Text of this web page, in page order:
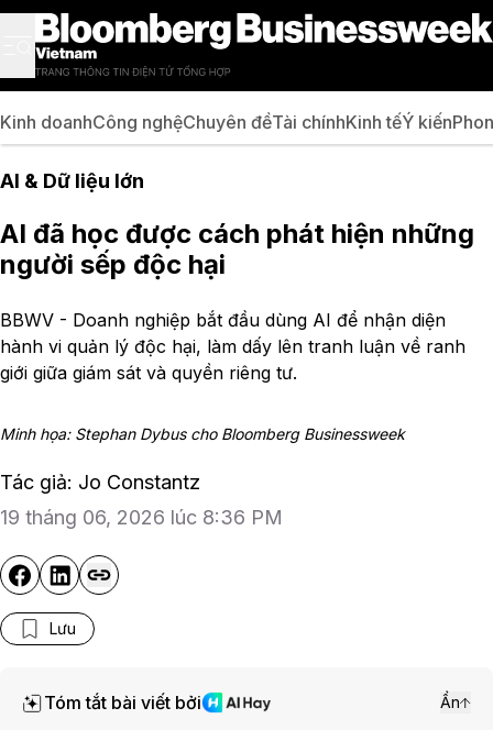
Kinh doanhCông nghệChuyên đềTài chínhKinh tếÝ kiến
AI & Dữ liệu lớn
AI đã học được cách phát hiện những
người sếp độc hại
BBWV - Doanh nghiệp bắt đầu dùng AI để nhận diện
hành vi quản lý độc hại, làm dấy lên tranh luận về ranh
giới giữa giám sát và quyền riêng tư.
Minh họa: Stephan Dybus cho Bloomberg Businessweek
Tác giả: Jo Constantz
19 tháng 06, 2026 lúc 8:36 PM
Lưu
Tóm tắt bài viết bởi Ẩn